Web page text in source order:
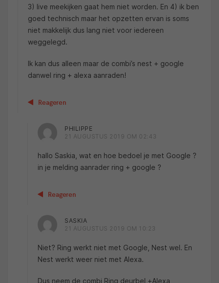
3) live meekijken gaat hem niet worden. En 4) ik ben
goed technisch maar het opzetten ervan is soms
niet makkelijk dus lang niet voor iedereen
weggelegd.
Ik kan dus alleen maar de combi’s nest + google
danwel ring + alexa aanraden!
Reageren
PHILIPPE
21 AUGUSTUS 2019 OM 02:43
hallo Saskia, wat en hoe bedoel je met Google ?
in je melding aanrader ring + google ?
Reageren
SASKIA
21 AUGUSTUS 2019 OM 10:23
Niet? Ring werkt niet met Google, Nest wel. En
Nest werkt weer niet met Alexa.
Dus neem de combi Ring deurbel +Alexa